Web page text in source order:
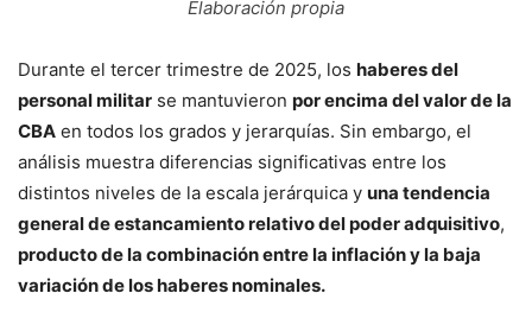
Elaboración propia
Durante el tercer trimestre de 2025, los haberes del
personal militar se mantuvieron por encima del valor de la
CBA en todos los grados y jerarquías. Sin embargo, el
análisis muestra diferencias significativas entre los
distintos niveles de la escala jerárquica y una tendencia
general de estancamiento relativo del poder adquisitivo,
producto de la combinación entre la inflación y la baja
variación de los haberes nominales.